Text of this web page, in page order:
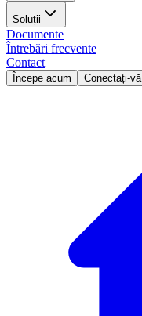
Soluții
Documente
Întrebări frecvente
Contact
Începe acum Conectați-vă